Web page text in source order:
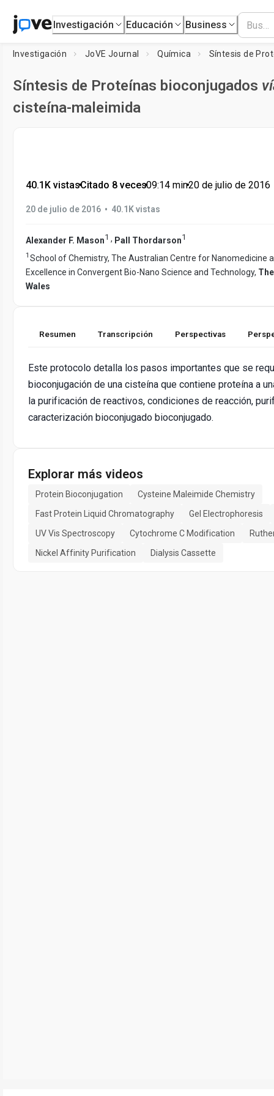
Investigación Educación Business
Investigación JoVE Journal Química Síntesis de
Síntesis de Proteínas bioconjugados
cisteína-maleimida
40.1K vistas•Citado 8 veces•09:14 min•20 de julio de 2016
20 de julio de 2016 • 40.1K vistas
Alexander F. Mason1 , Pall Thordarson1
1 School of Chemistry, The Australian Centre for Nanomedicine
Excellence in Convergent Bio-Nano Science and Technology,
Wales
Resumen Transcripción Perspectivas
Este protocolo detalla los pasos importantes que se
bioconjugación de una cisteína que contiene proteína a
la purificación de reactivos, condiciones de reacción,
caracterización bioconjugado bioconjugado.
Explorar más videos
Protein Bioconjugation
Cysteine Maleimide Chemistry
Fast Protein Liquid Chromatography
Gel Electrophoresis
UV Vis Spectroscopy
Cytochrome C Modification
Nickel Affinity Purification
Dialysis Cassette